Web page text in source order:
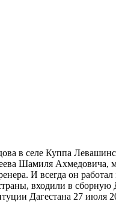
в селе Куппа
Шамиля Ахмедовича,
И всегда он
входили в
Дагестана 27 июля